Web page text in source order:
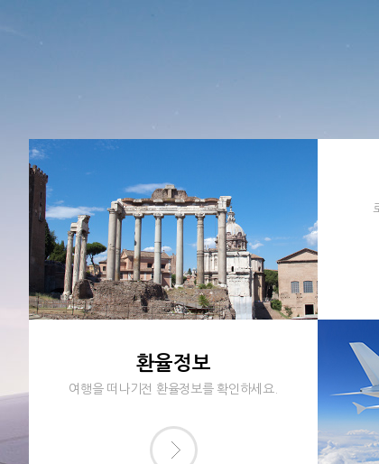
환율정보
여행을 떠나기전 환율정보를 확인하세요.